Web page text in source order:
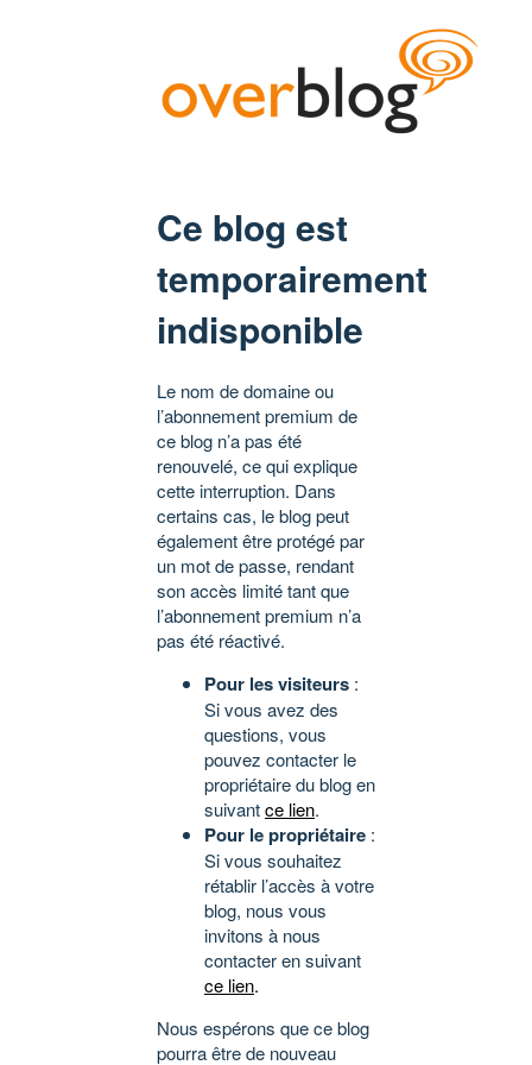
Ce blog est
temporairement
indisponible
Le nom de domaine ou
l’abonnement premium de
ce blog n’a pas été
renouvelé, ce qui explique
cette interruption. Dans
certains cas, le blog peut
également être protégé par
un mot de passe, rendant
son accès limité tant que
l’abonnement premium n’a
pas été réactivé.
Pour les visiteurs :
Si vous avez des
questions, vous
pouvez contacter le
propriétaire du blog en
suivantce lien.
Pour le propriétaire :
Si vous souhaitez
rétablir l’accès à votre
blog, nous vous
invitons à nous
contacter en suivant
ce lien.
Nous espérons que ce blog
pourra être de nouveau